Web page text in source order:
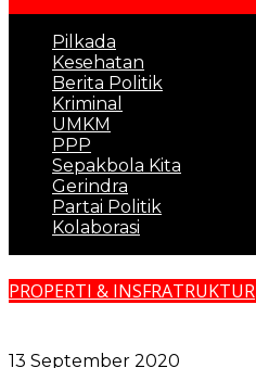
Pilkada
Kesehatan
Berita Politik
Kriminal
UMKM
PPP
Sepakbola Kita
Gerindra
Partai Politik
Kolaborasi
PROPERTI & INSFRATRUKTUR
13 September 2020